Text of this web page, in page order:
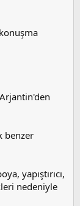
benzer
yapıştırıcı,
nedeniyle